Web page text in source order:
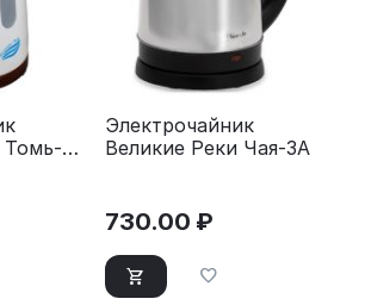
Томь-1
Электрочайник
Великие Реки Чая-3А
730.00 ₽